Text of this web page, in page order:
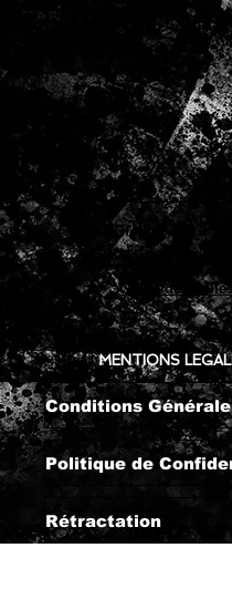
Fabriqué en
Guide des
MENTIONS
Politique de
Rétractation